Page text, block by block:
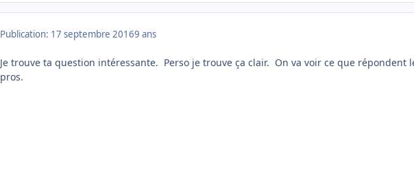
Publication: 17 septembre 20169 ans
Je trouve ta question intéressante. Perso je trouve ça clair. On va voir ce que répondent
pros.